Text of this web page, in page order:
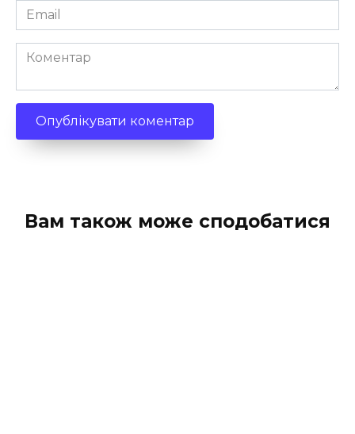
Email
*
Коментар
Вам також може сподобатися